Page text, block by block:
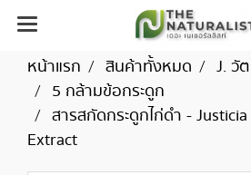
หน้าแรก สินค้าทั้งหมด
J. วั
5 กล้ามข้อกระดูก
สารสกัดกระดูกไก่ดำ -
Extract